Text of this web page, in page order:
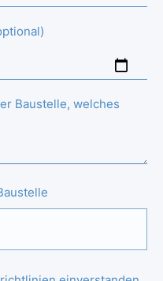
Baustelle, welches